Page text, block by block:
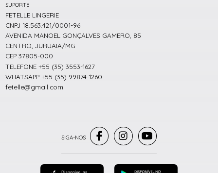
SUPORTE
FETELLE LINGERIE
CNPJ 18.563.421/0001-96
AVENIDA MANOEL GONÇALVES GAMERO, 85
CENTRO, JURUAIA/MG
CEP 37805-000
TELEFONE +55 (35) 3553-1627
WHATSAPP +55 (35) 99874-1260
fetelle@gmail.com